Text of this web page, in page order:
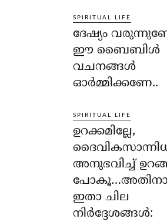
SPIRITUAL LIFE
ദേഷ്യം
ഈ ബൈബിള്‍
വചനങ്ങള്‍
ഓര്‍മ്മിക്കണേ..
SPIRITUAL LIFE
ഉറക്കമില്ലേ,
അനുഭവിച്ച്
ഇതാ ചില
നിര്‍ദ്ദേശങ്ങള്‍: